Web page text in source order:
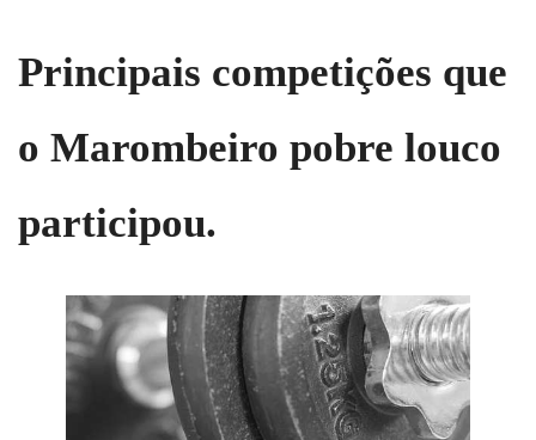
Principais competições que
o Marombeiro pobre louco
participou.